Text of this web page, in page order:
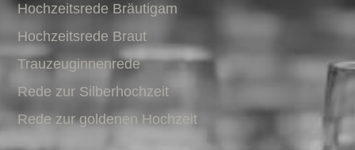
Hochzeitsrede Bräutigam
Hochzeitsrede Braut
Trauzeuginnenrede
Rede zur Silberhochzeit
Rede zur goldenen Hochzeit